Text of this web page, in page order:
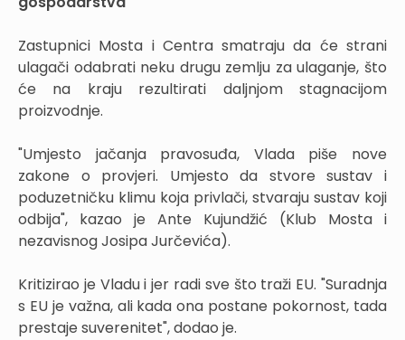
Zastupnici Mosta i Centra smatraju da će strani
ulagači odabrati neku drugu zemlju za ulaganje, što
će na kraju rezultirati daljnjom stagnacijom
proizvodnje.
"Umjesto jačanja pravosuđa, Vlada piše nove
zakone o provjeri. Umjesto da stvore sustav i
poduzetničku klimu koja privlači, stvaraju sustav koji
odbija", kazao je Ante Kujundžić (Klub Mosta i
nezavisnog Josipa Jurčevića).
Kritizirao je Vladu i jer radi sve što traži EU. "Suradnja
s EU je važna, ali kada ona postane pokornost, tada
prestaje suverenitet", dodao je.